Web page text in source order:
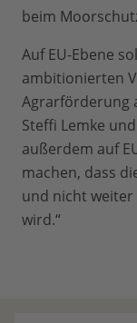
beim
Auf EU-Ebene
ambitionierten
Agrarförderung
Steffi Lemke
außerdem auf
machen, dass
und nicht
wird.“